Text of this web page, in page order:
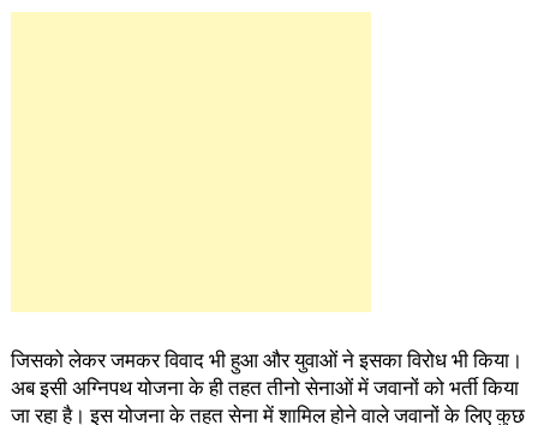
जिसको लेकर जमकर विवाद भी हुआ और युवाओं ने इसका विरोध भी किया।
अब इसी अग्निपथ योजना के ही तहत तीनो सेनाओं में जवानों को भर्ती किया
जा रहा है। इस योजना के तहत सेना में शामिल होने वाले जवानों के लिए कुछ